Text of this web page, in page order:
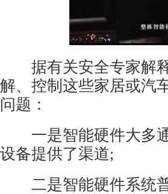
据有关安全专家解释
解、控制这些家居或汽
问题：
一是智能硬件大多通
设备提供了渠道;
二是智能硬件系统普